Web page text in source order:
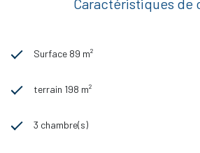
Surface 89 m²
terrain 198 m²
3 chambre(s)